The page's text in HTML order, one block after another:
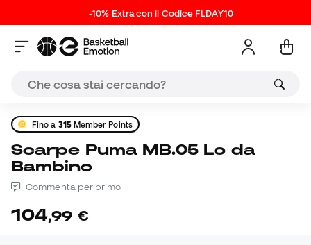
-10% Extra con il Codice FLDAY10
Fino a 315Member Points
Scarpe Puma MB.05 Lo da
Bambino
Commenta per primo
104,99 €